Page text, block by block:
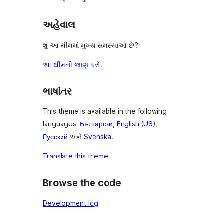
અહેવાલ
શું આ થીમમાં મુખ્ય સમસ્યાઓ છે?
આ થીમની જાણ કરો.
ભાષાંતર
This theme is available in the following
languages: Български, English (US),
Русский અને Svenska.
Translate this theme
Browse the code
Development log